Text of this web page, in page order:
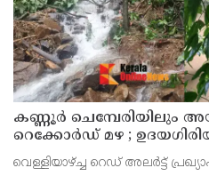
കണ്ണൂർ ചെമ്പേരിയിലും
റെക്കോർഡ് മഴ ;
ഉരുൾപൊട്ടൽ; 13 പേരെ
വെള്ളിയാഴ്ച്ച റെഡ് അലർട്ട്